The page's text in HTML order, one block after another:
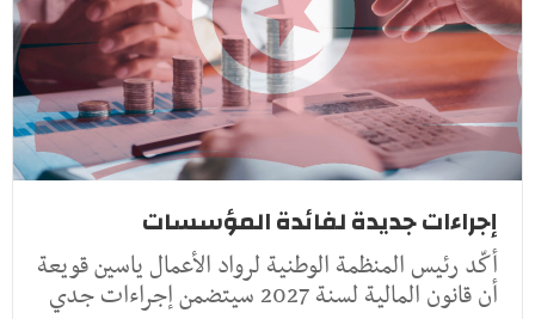
إجراءات جديدة لفائدة المؤسسات
أكّد رئيس المنظمة الوطنية لرواد الأعمال ياسين قويعة
أن قانون المالية لسنة 2027 سيتضمن إجراءات جدي